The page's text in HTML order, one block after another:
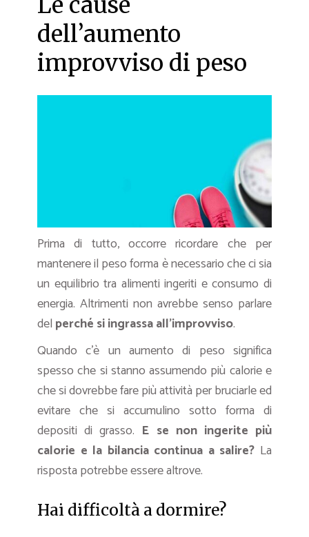
dell’aumento
improvviso di peso
Prima di tutto, occorre ricordare che per
mantenere il peso forma è necessario che ci sia
un equilibrio tra alimenti ingeriti e consumo di
energia. Altrimenti non avrebbe senso parlare
del perché si ingrassa all’improvviso.
Quando c’è un aumento di peso significa
spesso che si stanno assumendo più calorie e
che si dovrebbe fare più attività per bruciarle ed
evitare che si accumulino sotto forma di
depositi di grasso. E se non ingerite più
calorie e la bilancia continua a salire? La
risposta potrebbe essere altrove.
Hai difficoltà a dormire?